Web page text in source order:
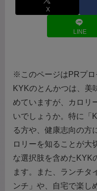
X
LINE
※このページはPRプロ
KYKのとんかつは、美
めていますが、カロリ
いでしょうか。特に「
る方や、健康志向の方
ロリーを知ることが大
な選択肢を含めたKYK
ます。また、ランチタ
ンチ」や、自宅で楽し